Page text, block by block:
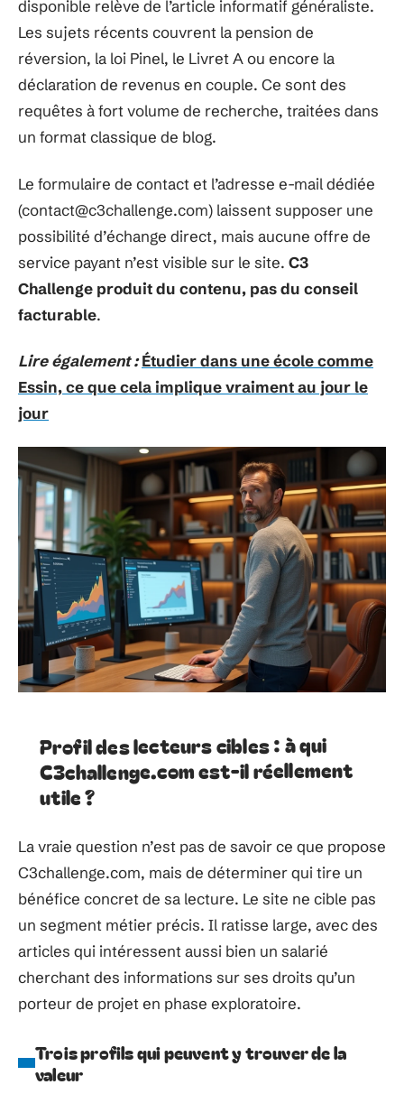
disponible relève de l’article informatif généraliste.
Les sujets récents couvrent la pension de
réversion, la loi Pinel, le Livret A ou encore la
déclaration de revenus en couple. Ce sont des
requêtes à fort volume de recherche, traitées dans
un format classique de blog.
Le formulaire de contact et l’adresse e-mail dédiée
(contact@c3challenge.com) laissent supposer une
possibilité d’échange direct, mais aucune offre de
service payant n’est visible sur le site. C3
Challenge produit du contenu, pas du conseil
facturable.
Lire également : Étudier dans une école comme
Essin, ce que cela implique vraiment au jour le
jour
Profil des lecteurs cibles : à qui
C3challenge.com est-il réellement
utile ?
La vraie question n’est pas de savoir ce que propose
C3challenge.com, mais de déterminer qui tire un
bénéfice concret de sa lecture. Le site ne cible pas
un segment métier précis. Il ratisse large, avec des
articles qui intéressent aussi bien un salarié
cherchant des informations sur ses droits qu’un
porteur de projet en phase exploratoire.
Trois profils qui peuvent y trouver de la
valeur